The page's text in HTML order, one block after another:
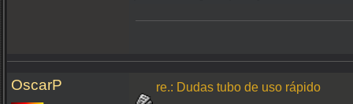
OscarP re.: Dudas tubo de uso rápido